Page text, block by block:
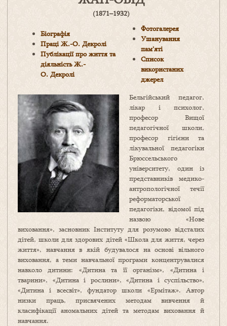
(1871–1932)
Біографія
ПраціЖ.-О. Декролі
Публікації про життя та
діяльність Ж.-
О. Декролі
Фотогалерея
Ушанування
пам’яті
Список
використаних
джерел
Бельгійський педагог,
лікар і психолог,
професор Вищої
педагогічної школи,
професор гігієни та
лікувальної педагогіки
Брюссельського
університету, один із
представників медико-
антропологічної течії
реформаторської
педагогіки, відомої під
назвою «Нове
виховання», засновник Інституту для розумово відсталих
дітей, школи для здорових дітей «Школа для життя, через
життя», навчання в якій будувалося на основі вільного
виховання, а теми навчальної програми концентрувалися
навколо дитини: «Дитина та її організм», «Дитина і
тварини», «Дитина і рослини», «Дитина і суспільство»,
«Дитина і всесвіт», фундатор школи «Ермітаж». Автор
низки праць, присвячених методам вивчення й
класифікації аномальних дітей та методам виховання й
навчання.